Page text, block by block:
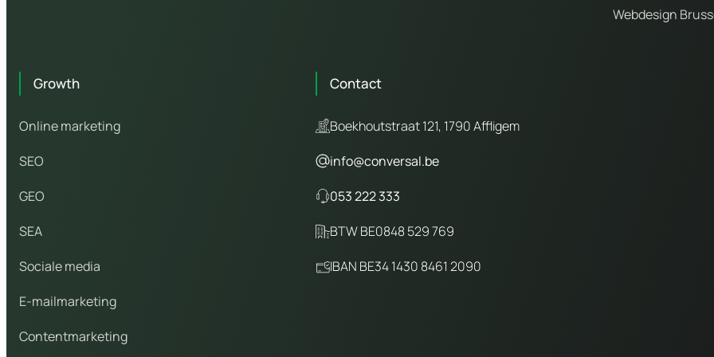
Webdesign
Growth
Online marketing
SEO
GEO
SEA
Sociale media
E-mailmarketing
Contentmarketing
Contact
Boekhoutstraat 121, 1790 Affligem
info@conversal.be
053 222 333
BTW BE0848 529 769
IBAN BE34 1430 8461 2090